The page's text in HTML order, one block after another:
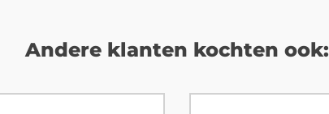
Andere klanten kochten ook: